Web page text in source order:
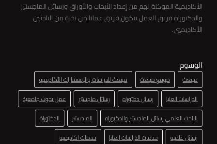
الأكاديمية الموكلة لهم من إعداد الأبحاث والأوراق ورسائل الماجستير
والدكتوراه فريق العمل يتكون فريق عملنا من نخبة من الباحثين
الأكاديميي.
الوسوم
مبتعث موقع مبتعث
مبتعث للدراسات والإستشارات الأكاديمية
الدراسات العليا
رسائل دكتوراه رسائل ماجستير
عمل بحوث جامعية
الباحث العلمي رسائل الماجستير والدكتوراه
الماجستير
الدكتوراة
رسائل علمية
خدمات الدراسات العليا
خدمات اكاديمية